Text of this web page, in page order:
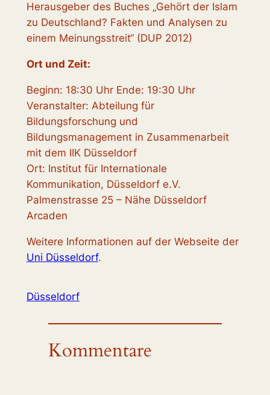
Herausgeber des Buches „Gehört der Islam
zu Deutschland? Fakten und Analysen zu
einem Meinungsstreit“ (DUP 2012)
Ort und Zeit:
Beginn: 18:30 Uhr Ende: 19:30 Uhr
Veranstalter: Abteilung für
Bildungsforschung und
Bildungsmanagement in Zusammenarbeit
mit dem IIK Düsseldorf
Ort: Institut für Internationale
Kommunikation, Düsseldorf e.V.
Palmenstrasse 25 – Nähe Düsseldorf
Arcaden
Weitere Informationen auf der Webseite der
Uni Düsseldorf.
Düsseldorf
Kommentare